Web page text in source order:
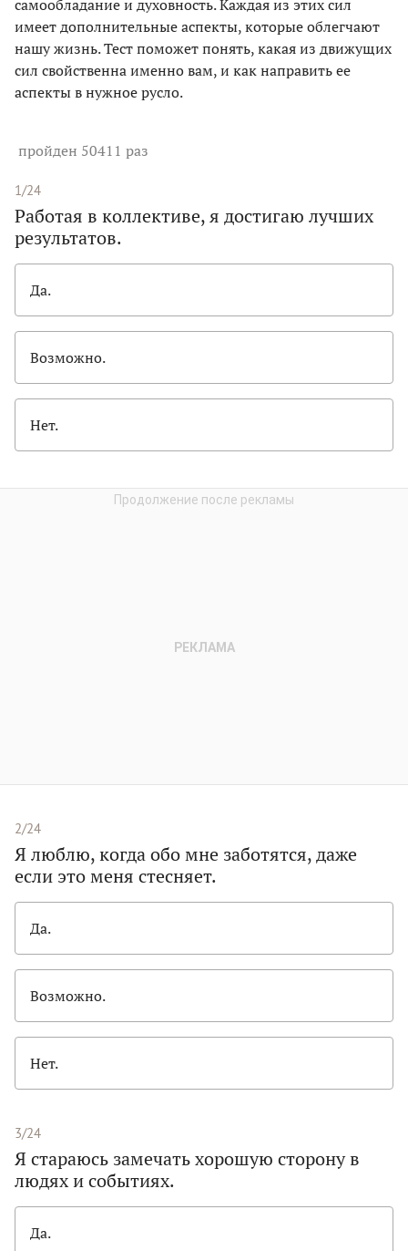
самообладание и духовность. Каждая из этих сил
имеет дополнительные аспекты, которые облегчают
нашу жизнь. Тест поможет понять, какая из движущих
сил свойственна именно вам, и как направить ее
аспекты в нужное русло.
пройден 50411 раз
1/24
Работая в коллективе, я достигаю лучших
результатов.
Да.
Возможно.
Нет.
2/24
Я люблю, когда обо мне заботятся, даже
если это меня стесняет.
Да.
Возможно.
Нет.
3/24
Я стараюсь замечать хорошую сторону в
людях и событиях.
Да.